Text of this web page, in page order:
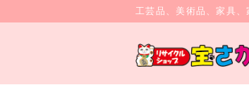
工芸品、美術品、家具